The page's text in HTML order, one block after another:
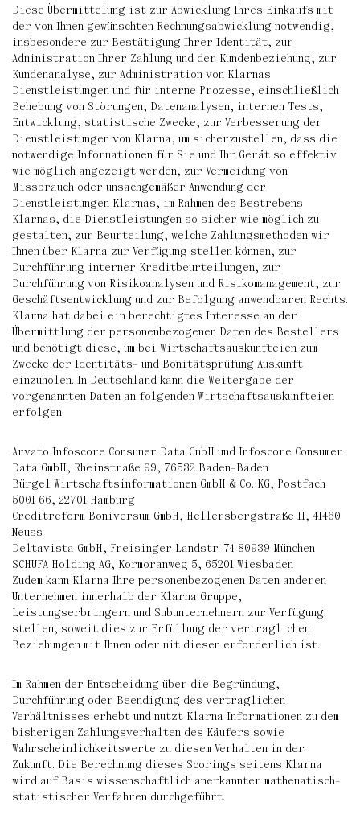
Diese Übermittelung ist zur Abwicklung Ihres Einkaufs mit
der von Ihnen gewünschten Rechnungsabwicklung notwendig,
insbesondere zur Bestätigung Ihrer Identität, zur
Administration Ihrer Zahlung und der Kundenbeziehung, zur
Kundenanalyse, zur Administration von Klarnas
Dienstleistungen und für interne Prozesse, einschließlich
Behebung von Störungen, Datenanalysen, internen Tests,
Entwicklung, statistische Zwecke, zur Verbesserung der
Dienstleistungen von Klarna, um sicherzustellen, dass die
notwendige Informationen für Sie und Ihr Gerät so effektiv
wie möglich angezeigt werden, zur Vermeidung von
Missbrauch oder unsachgemäßer Anwendung der
Dienstleistungen Klarnas, im Rahmen des Bestrebens
Klarnas, die Dienstleistungen so sicher wie möglich zu
gestalten, zur Beurteilung, welche Zahlungsmethoden wir
Ihnen über Klarna zur Verfügung stellen können, zur
Durchführung interner Kreditbeurteilungen, zur
Durchführung von Risikoanalysen und Risikomanagement, zur
Geschäftsentwicklung und zur Befolgung anwendbaren Rechts.
Klarna hat dabei ein berechtigtes Interesse an der
Übermittlung der personenbezogenen Daten des Bestellers
und benötigt diese, um bei Wirtschaftsauskunfteien zum
Zwecke der Identitäts- und Bonitätsprüfung Auskunft
einzuholen. In Deutschland kann die Weitergabe der
vorgenannten Daten an folgenden Wirtschaftsauskunfteien
erfolgen:
Arvato Infoscore Consumer Data GmbH und Infoscore Consumer
Data GmbH, Rheinstraße 99, 76532 Baden-Baden
Bürgel Wirtschaftsinformationen GmbH & Co. KG, Postfach
5001 66, 22701 Hamburg
Creditreform Boniversum GmbH, Hellersbergstraße 11, 41460
Neuss
Deltavista GmbH, Freisinger Landstr. 74 80939 München
SCHUFA Holding AG, Kormoranweg 5, 65201 Wiesbaden
Zudem kann Klarna Ihre personenbezogenen Daten anderen
Unternehmen innerhalb der Klarna Gruppe,
Leistungserbringern und Subunternehmern zur Verfügung
stellen, soweit dies zur Erfüllung der vertraglichen
Beziehungen mit Ihnen oder mit diesen erforderlich ist.
Im Rahmen der Entscheidung über die Begründung,
Durchführung oder Beendigung des vertraglichen
Verhältnisses erhebt und nutzt Klarna Informationen zu dem
bisherigen Zahlungsverhalten des Käufers sowie
Wahrscheinlichkeitswerte zu diesem Verhalten in der
Zukunft. Die Berechnung dieses Scorings seitens Klarna
wird auf Basis wissenschaftlich anerkannter mathematisch-
statistischer Verfahren durchgeführt.